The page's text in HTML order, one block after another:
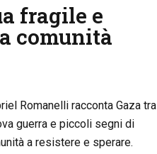
fragile e
comunità
Romanelli racconta Gaza tra
guerra e piccoli segni di
a resistere e sperare.